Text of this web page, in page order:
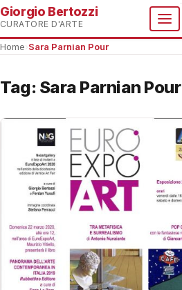
Giorgio Bertozzi
CURATORE D'ARTE
Home Sara Parnian Pour
Tag: Sara Parnian Pour